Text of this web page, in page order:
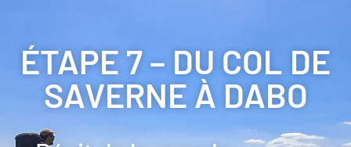
ÉTAPE 7 – DU COL DE
SAVERNE À DABO